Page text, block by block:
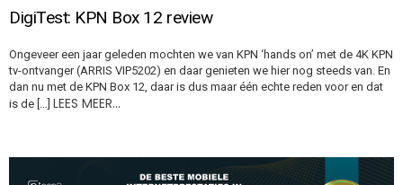
DigiTest: KPN Box 12 review
Ongeveer een jaar geleden mochten we van KPN ‘hands on’ met de 4K KPN
tv-ontvanger (ARRIS VIP5202) en daar genieten we hier nog steeds van. En
dan nu met de KPN Box 12, daar is dus maar één echte reden voor en dat
is de […] LEES MEER…